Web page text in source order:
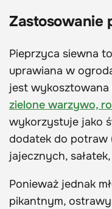
Zastosowanie
Pieprzyca siewna
uprawiana w
jest wykosztowana
zielone warzywo,
wykorzystuje jako
dodatek do potraw
jajecznych,
Ponieważ jednak
pikantnym,